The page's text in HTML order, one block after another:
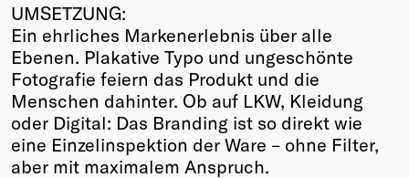
UMSETZUNG:
Ein ehrliches Markenerlebnis über alle
Ebenen. Plakative Typo und ungeschönte
Fotografie feiern das Produkt und die
Menschen dahinter. Ob auf LKW, Kleidung
oder Digital: Das Branding ist so direkt wie
eine Einzelinspektion der Ware – ohne Filter,
aber mit maximalem Anspruch.